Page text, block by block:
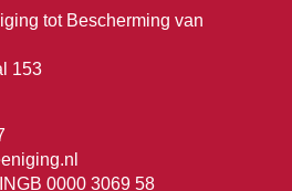
tot Bescherming van
153
0000 3069 58